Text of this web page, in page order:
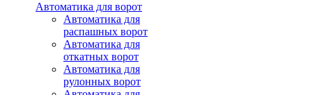
Автоматика для ворот
Автоматика для
распашных ворот
Автоматика для
откатных ворот
Автоматика для
рулонных ворот